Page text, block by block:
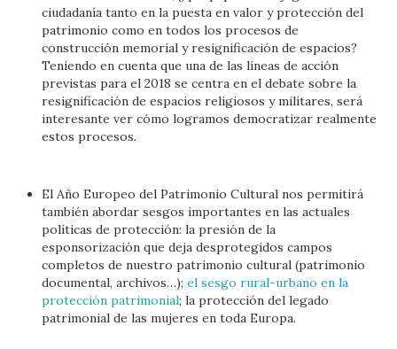
ciudadanía tanto en la puesta en valor y protección del
patrimonio como en todos los procesos de
construcción memorial y resignificación de espacios?
Teniendo en cuenta que una de las líneas de acción
previstas para el 2018 se centra en el debate sobre la
resignificación de espacios religiosos y militares, será
interesante ver cómo logramos democratizar realmente
estos procesos.
El Año Europeo del Patrimonio Cultural nos permitirá
también abordar sesgos importantes en las actuales
políticas de protección: la presión de la
esponsorización que deja desprotegidos campos
completos de nuestro patrimonio cultural (patrimonio
documental, archivos…);el sesgo rural-urbano en la
protección patrimonial; la protección del legado
patrimonial de las mujeres en toda Europa.